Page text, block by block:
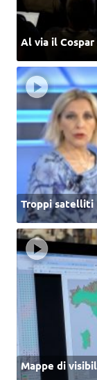
Al via il
Troppi satelliti
Mappe di